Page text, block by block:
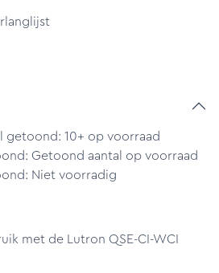
getoond: 10+ op voorraad
Getoond aantal op voorraad
Niet voorradig
met de Lutron QSE-CI-WCI